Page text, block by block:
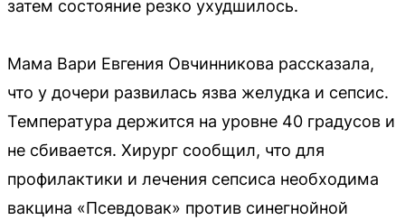
затем состояние резко ухудшилось.
Мама Вари Евгения Овчинникова рассказала,
что у дочери развилась язва желудка и сепсис.
Температура держится на уровне 40 градусов и
не сбивается. Хирург сообщил, что для
профилактики и лечения сепсиса необходима
вакцина «Псевдовак» против синегнойной